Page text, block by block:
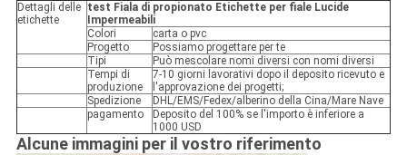
Dettagli delle
etichette
test Fiala di propionato Etichette per fiale Lucide
Impermeabili
Colori
carta o pvc
Progetto
Possiamo progettare per te
Tipi
Può mescolare nomi diversi con nomi diversi
Tempi di
produzione
7-10 giorni lavorativi dopo il deposito ricevuto e
l'approvazione dei progetti;
Spedizione
DHL/EMS/Fedex/alberino della Cina/Mare Nave
pagamento
Deposito del 100% se l'importo è inferiore a
1000 USD
Alcune immagini per il vostro riferimento